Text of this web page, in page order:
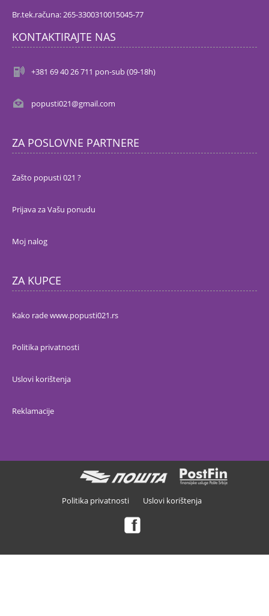
Br.tek.računa: 265-3300310015045-77
KONTAKTIRAJTE NAS
+381 69 40 26 711 pon-sub (09-18h)
popusti021@gmail.com
ZA POSLOVNE PARTNERE
Zašto popusti 021 ?
Prijava za Vašu ponudu
Moj nalog
ZA KUPCE
Kako rade www.popusti021.rs
Politika privatnosti
Uslovi korištenja
Reklamacije
Politika privatnosti Uslovi korištenja